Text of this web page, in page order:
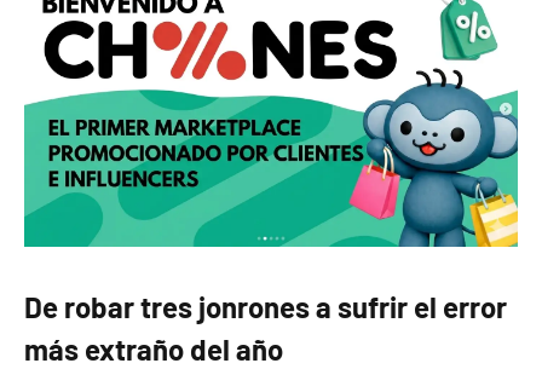
De robar tres jonrones a sufrir el error
más extraño del año